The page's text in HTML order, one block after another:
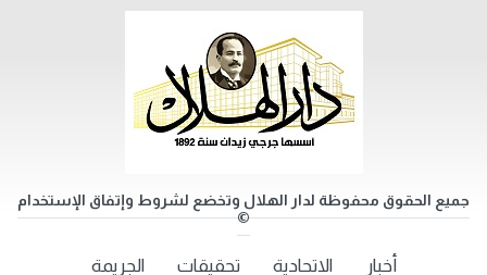
جميع الحقوق محفوظة لدار الهلال وتخضع لشروط وإتفاق الإستخدام
©
أخبار الاتحادية تحقيقات
الجريمة